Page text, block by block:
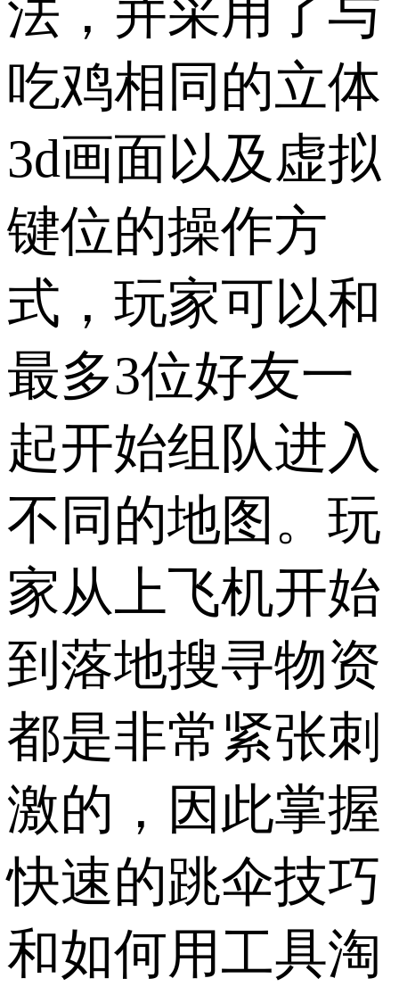
法，并采用了与
吃鸡相同的立体
3d画面以及虚拟
键位的操作方
式，玩家可以和
最多3位好友一
起开始组队进入
不同的地图。玩
家从上飞机开始
到落地搜寻物资
都是非常紧张刺
激的，因此掌握
快速的跳伞技巧
和如何用工具淘